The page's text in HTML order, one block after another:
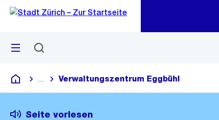
Navigation
Sprunglink
Menü
Deutsch
Blende alle Breadcrumbs ein
Verwaltungszentrum Eggbühl
Seite vorlesen